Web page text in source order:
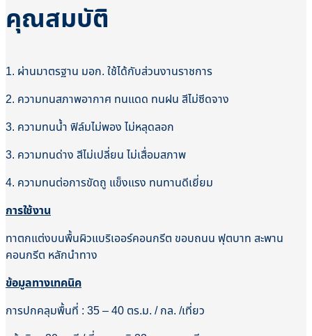
คุณสมบัติ
1. ผ่านมาตรฐาน มอก. ใช้ได้กับส่วนงานราชการ
2. ความทนสภาพอากาศ ทนแดด ทนฝน สีไม่ซีดจาง
3. ความทนน้ำ ฟิล์มไม่พอง ไม่หลุดลอก
3. ความทนด่าง สีไม่เปลี่ยน ไม่เสื่อมสภาพ
4. ความทนต่อการขัดถู แข็งแรง ทนทานดีเยี่ยม
การใช้งาน
ทาตกแต่งบนพื้นผิวแบริเออร์คอนกรีต ขอบถนน ฟุตบาท สะพาน
คอนกรีต หลักนำทาง
ข้อมูลทางเทคนิค
การปกคลุมพื้นที่ : 35 – 40 ตร.ม. / กล. /เที่ยว